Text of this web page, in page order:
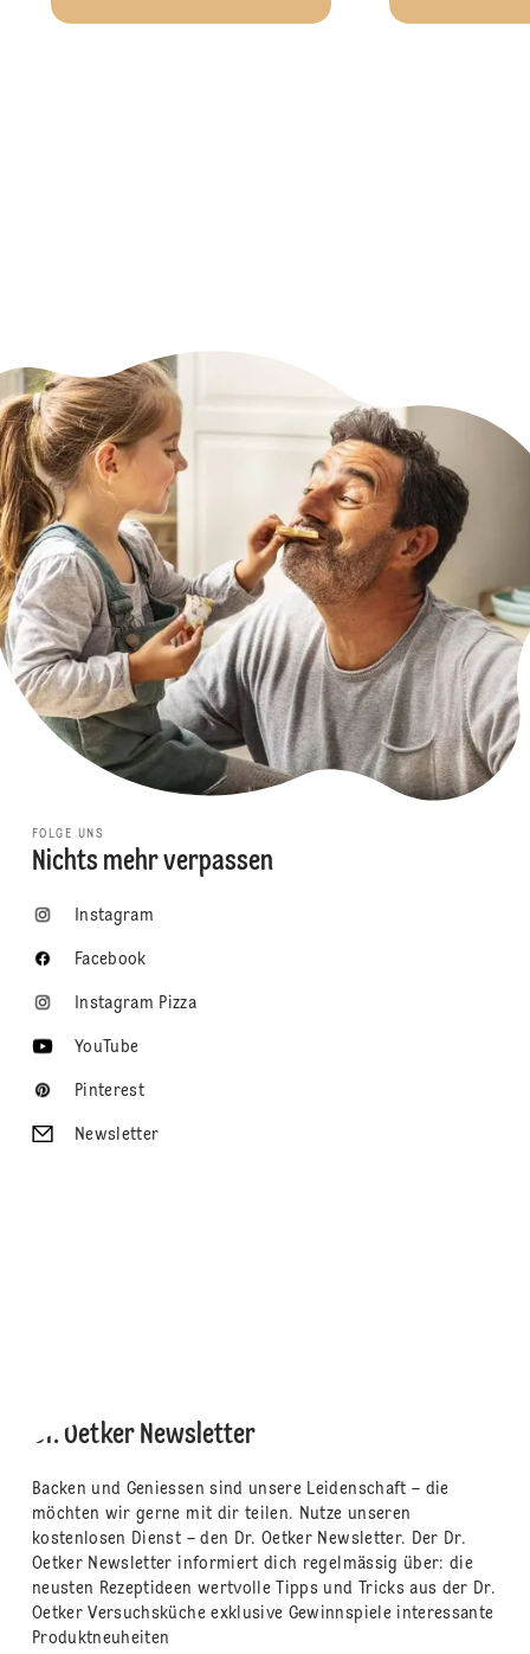
FOLGE UNS
Nichts mehr verpassen
Instagram
Facebook
Instagram Pizza
YouTube
Pinterest
Newsletter
Dr. Oetker Newsletter
Backen und Geniessen sind unsere Leidenschaft – die
möchten wir gerne mit dir teilen. Nutze unseren
kostenlosen Dienst – den Dr. Oetker Newsletter. Der Dr.
Oetker Newsletter informiert dich regelmässig über: die
neusten Rezeptideen wertvolle Tipps und Tricks aus der Dr.
Oetker Versuchsküche exklusive Gewinnspiele interessante
Produktneuheiten